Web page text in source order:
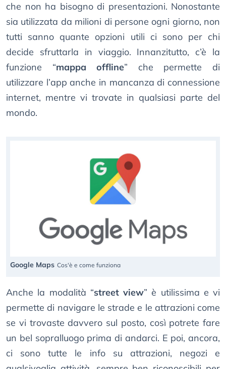
che non ha bisogno di presentazioni. Nonostante
sia utilizzata da milioni di persone ogni giorno, non
tutti sanno quante opzioni utili ci sono per chi
decide sfruttarla in viaggio. Innanzitutto, c’è la
funzione “mappa offline” che permette di
utilizzare l’app anche in mancanza di connessione
internet, mentre vi trovate in qualsiasi parte del
mondo.
Google Maps Cos'è e come funziona
Anche la modalità “street view” è utilissima e vi
permette di navigare le strade e le attrazioni come
se vi trovaste davvero sul posto, così potrete fare
un bel sopralluogo prima di andarci. E poi, ancora,
ci sono tutte le info su attrazioni, negozi e